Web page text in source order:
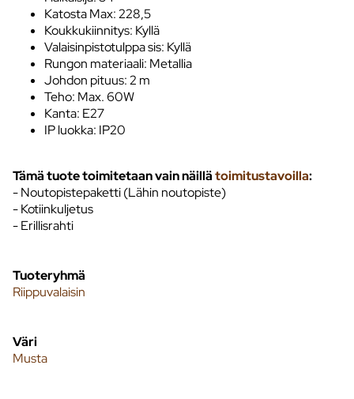
Katosta Max: 228,5
Koukkukiinnitys: Kyllä
Valaisinpistotulppa sis: Kyllä
Rungon materiaali: Metallia
Johdon pituus: 2 m
Teho: Max. 60W
Kanta: E27
IP luokka: IP20
Tämä tuote toimitetaan vain näillätoimitustavoilla:
- Noutopistepaketti (Lähin noutopiste)
- Kotiinkuljetus
- Erillisrahti
Tuoteryhmä
Riippuvalaisin
Väri
Musta